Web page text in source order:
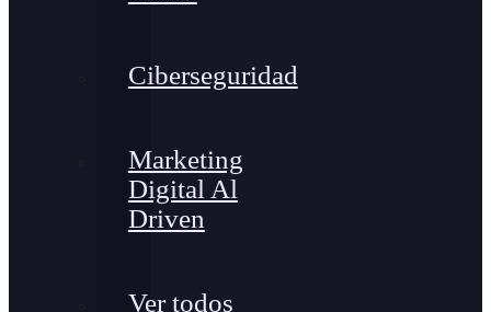
Ciberseguridad
Marketing
Digital Al
Driven
Ver todos